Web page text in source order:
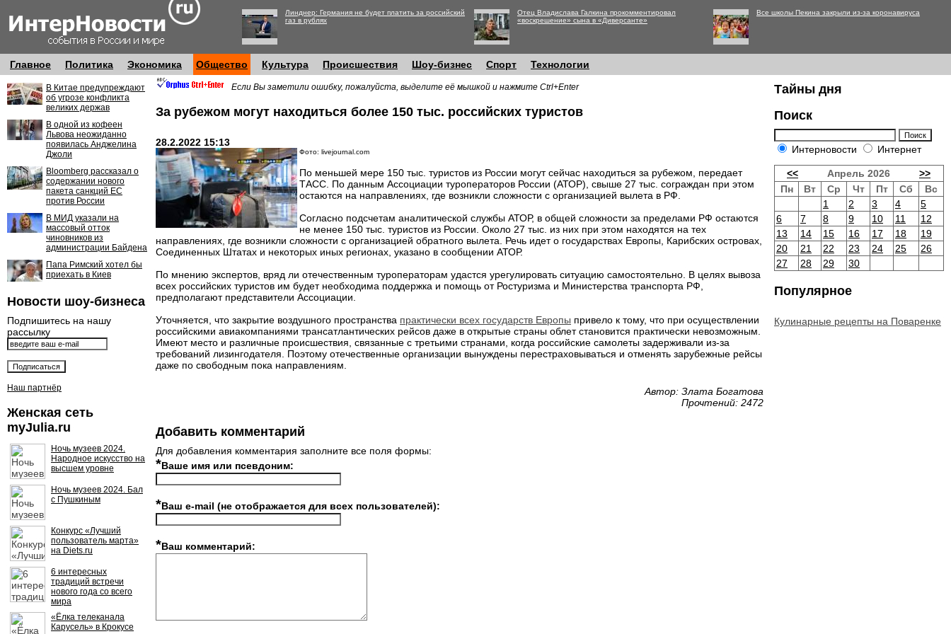
Линднер: Германия не будет платить за российский
газ в рублях
Отец Владислава Галкина прокомментировал
«воскрешение» сына в «Диверсанте»
Все школы Пекина закрыли из-за коронавируса
Главное Политика Экономика Общество Культура Происшествия Шоу-бизнес Спорт Технологии
В Китае предупреждают
об угрозе конфликта
великих держав
В одной из кофеен
Львова неожиданно
появилась Анджелина
Джоли
Bloomberg рассказал о
содержании нового
пакета санкций ЕС
против России
В МИД указали на
массовый отток
чиновников из
администрации Байдена
Папа Римский хотел бы
приехать в Киев
Новости шоу-бизнеса
Подпишитесь на нашу
рассылку
Наш партнёр
Женская сеть
myJulia.ru
Ночь музеев 2024.
Народное искусство на
высшем уровне
Ночь музеев 2024. Бал
с Пушкиным
Конкурс «Лучший
пользователь марта»
на Diets.ru
6 интересных
традиций встречи
нового года со всего
мира
«Ёлка телеканала
Карусель» в Крокусе
Если Вы заметили ошибку, пожалуйста, выделите её мышкой и нажмите Ctrl+Enter
За рубежом могут находиться более 150 тыс. российских туристов
28.2.2022 15:13
Фото: livejournal.com
По меньшей мере 150 тыс. туристов из России могут сейчас находиться за рубежом, передает
ТАСС. По данным Ассоциации туроператоров России (АТОР), свыше 27 тыс. сограждан при этом
остаются на направлениях, где возникли сложности с организацией вылета в РФ.
Согласно подсчетам аналитической службы АТОР, в общей сложности за пределами РФ остаются
не менее 150 тыс. туристов из России. Около 27 тыс. из них при этом находятся на тех
направлениях, где возникли сложности с организацией обратного вылета. Речь идет о государствах Европы, Карибских островах,
Соединенных Штатах и некоторых иных регионах, указано в сообщении АТОР.
По мнению экспертов, вряд ли отечественным туроператорам удастся урегулировать ситуацию самостоятельно. В целях вывоза
всех российских туристов им будет необходима поддержка и помощь от Ростуризма и Министерства транспорта РФ,
предполагают представители Ассоциации.
Уточняется, что закрытие воздушного пространства практически всех государств Европы привело к тому, что при осуществлении
российскими авиакомпаниями трансатлантических рейсов даже в открытые страны облет становится практически невозможным.
Имеют место и различные происшествия, связанные с третьими странами, когда российские самолеты задерживали из-за
требований лизингодателя. Поэтому отечественные организации вынуждены перестраховываться и отменять зарубежные рейсы
даже по свободным пока направлениям.
Автор: Злата Богатова
Прочтений: 2472
Добавить комментарий
Для добавления комментария заполните все поля формы:
*Ваше имя или псевдоним:
*Ваш e-mail (не отображается для всех пользователей):
*Ваш комментарий:
Тайны дня
Поиск
Интерновости Интернет
<< Апрель 2026
>>
Пн
Вт Ср Чт Пт Сб
Вс
1
2 3 4
5
6
7 8 9 10 11
12
13
14 15 16 17 18
19
20
21 22 23 24 25
26
27
28 29 30
Популярное
Кулинарные рецепты на Поваренке